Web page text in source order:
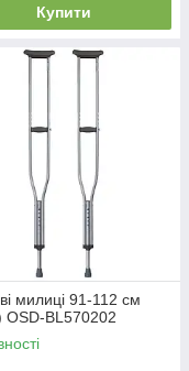
Купити
милиці 91-112 см
OSD-BL570202